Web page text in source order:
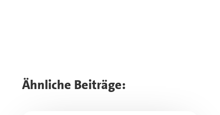
Ähnliche Beiträge: